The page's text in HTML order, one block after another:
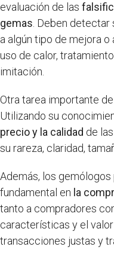
evaluación de las
gemas . Deben
a algún tipo de mejora o
uso de calor,
imitación.
Otra tarea importante
Utilizando su
precio y la calidad de
su rareza, claridad,
Además, los gemólogos
fundamental en la
tanto a compradores
características y el
transacciones justas y